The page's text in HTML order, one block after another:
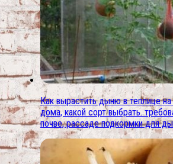
Как вырастить дыню в теплице
дома, какой сорт выбрать.
почве, рассаде подкормки для